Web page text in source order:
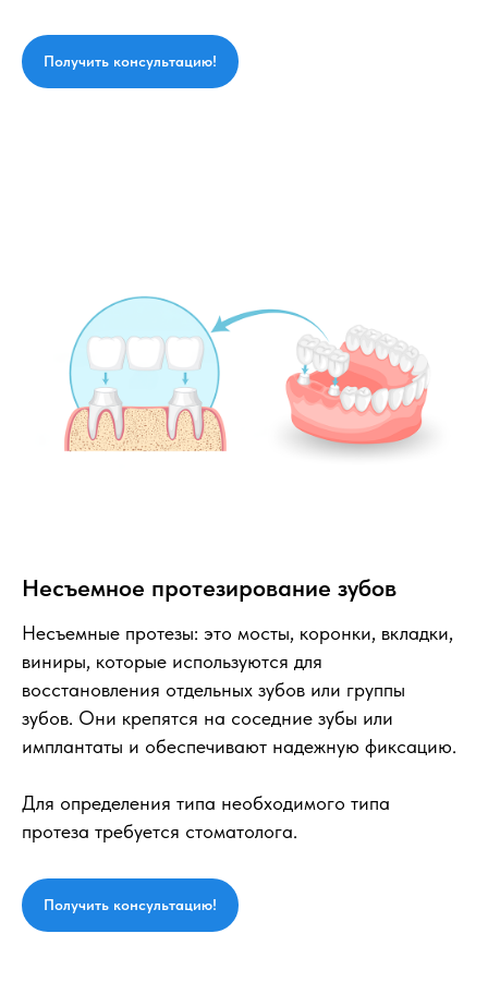
Получить консультацию!
Несъемное протезирование зубов
Несъемные протезы: это мосты, коронки, вкладки,
виниры, которые используются для
восстановления отдельных зубов или группы
зубов. Они крепятся на соседние зубы или
имплантаты и обеспечивают надежную фиксацию.
Для определения типа необходимого типа
протеза требуется стоматолога.
Получить консультацию!